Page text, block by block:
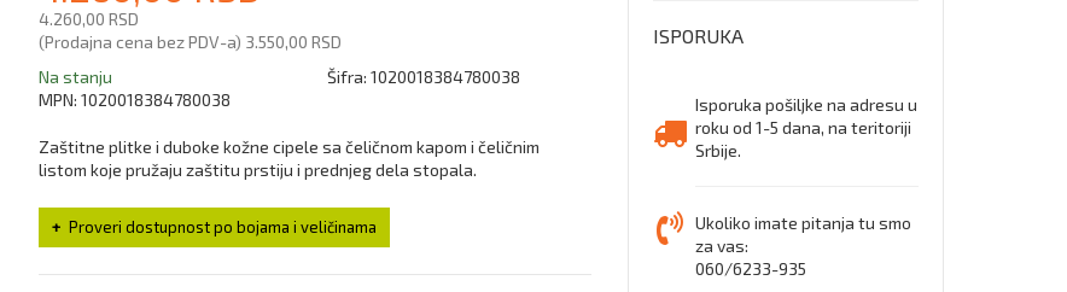
4.260,00 RSD
(Prodajna cena bez PDV-a) 3.550,00 RSD
Na stanju
Šifra: 1020018384780038
MPN: 1020018384780038
Zaštitne plitke i duboke kožne cipele sa čeličnom kapom i čeličnim
listom koje pružaju zaštitu prstiju i prednjeg dela stopala.
Proveri dostupnost po bojama i veličinama
ISPORUKA
Isporuka pošiljke na adresu u
roku od 1-5 dana, na teritoriji
Srbije.
Ukoliko imate pitanja tu smo
za vas:
060/6233-935